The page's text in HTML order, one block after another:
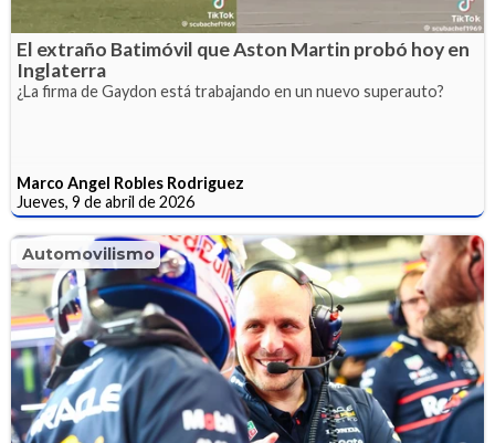
El extraño Batimóvil que Aston Martin probó hoy en
Inglaterra
¿La firma de Gaydon está trabajando en un nuevo superauto?
Marco Angel Robles Rodriguez
Jueves, 9 de abril de 2026
Automovilismo